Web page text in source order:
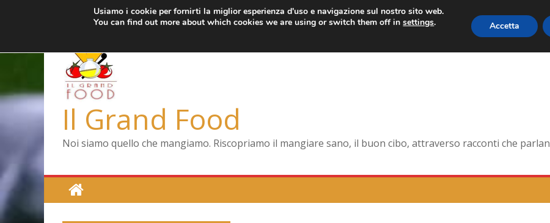
giovedì, Agosto 6, 2026 Ultimo: Pizza a Corte
Menopausa, una forma smagliante senza età
Il Grand Food
Noi siamo quello che mangiamo. Riscopriamo il mangiare sano, il buon cibo, attraverso racconti che
Usiamo i cookie per fornirti la miglior esperienza d'uso e navigazione sul nostro sito web.
You can find out more about which cookies we are using or switch them off insettings. Accetta